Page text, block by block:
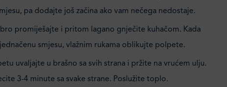
pa dodajte još začina ako vam nečega nedostaje.
promiješajte i pritom lagano gnječite kuhačom. Kada
smjesu, vlažnim rukama oblikujte polpete.
uvaljajte u brašno sa svih strana i pržite na vrućem ulju.
3-4 minute sa svake strane. Poslužite toplo.